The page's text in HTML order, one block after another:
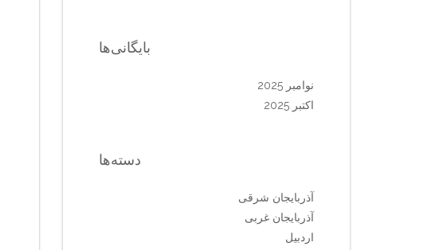
بایگانی‌ها
نوامبر 2025
اکتبر 2025
دسته‌ها
آذربایجان شرقی
آذربایجان غربی
اردبیل